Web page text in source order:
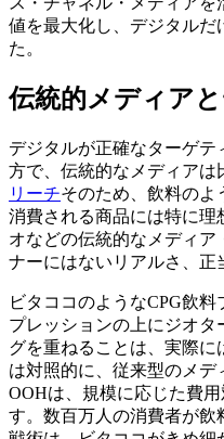
値を最大化し、デジタルだ
た。
伝統的メディア
デジタルが正確なターゲ
方で、伝統的なメディアは
リーチそのため、飲料のよ
消費される商品には特に理
オなどの伝統的なメディ
ナーにはないリアルさ、正
ビタココのようなCPG飲
プレッションの上にジオ
グを重ねることは、実際に
は対照的に、従来型のメデ
OOHは、規模に応じた費
す。数百万人の消費者が飲